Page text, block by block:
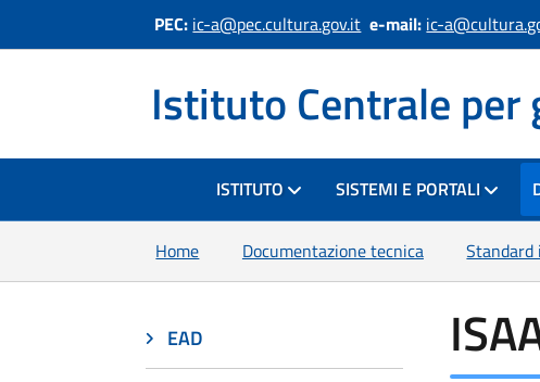
PEC: ic-a@pec.cultura.gov.it e-mail: ic-
Istituto Centrale per
HOMEISTITUTO SISTEMI E PORTALI
Home Documentazione tecnica
EAD